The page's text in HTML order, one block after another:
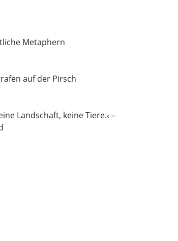
Metaphern
auf der Pirsch
Landschaft, keine Tiere.‹ –